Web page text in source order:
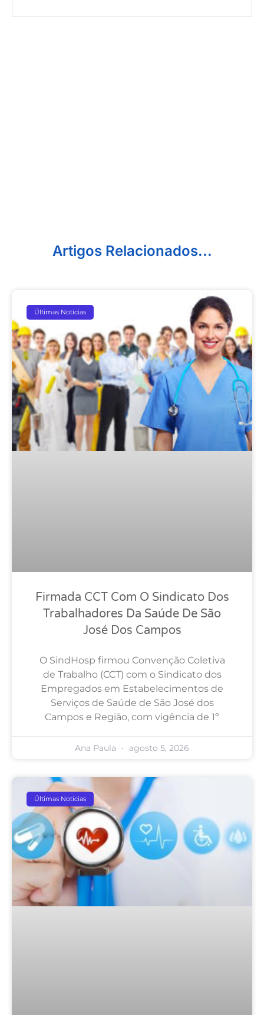
Artigos Relacionados...
Últimas Notícias
Firmada CCT Com O Sindicato Dos
Trabalhadores Da Saúde De São
José Dos Campos
O SindHosp firmou Convenção Coletiva
de Trabalho (CCT) com o Sindicato dos
Empregados em Estabelecimentos de
Serviços de Saúde de São José dos
Campos e Região, com vigência de 1º
Ana Paula agosto 5, 2026
Últimas Notícias